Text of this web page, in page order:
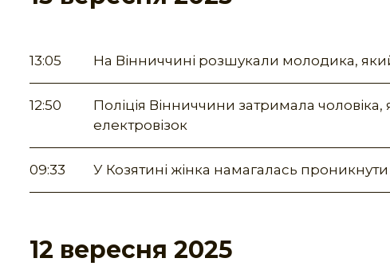
13:05 На Вінниччині розшукали молодика,
12:50
Поліція Вінниччини затримала чоловіка,
електровізок
09:33 У Козятині жінка намагалась
12 вересня 2025